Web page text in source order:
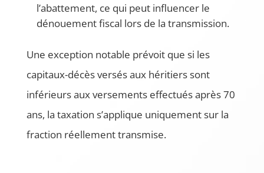
l’abattement, ce qui peut influencer le
dénouement fiscal lors de la transmission.
Une exception notable prévoit que si les
capitaux-décès versés aux héritiers sont
inférieurs aux versements effectués après 70
ans, la taxation s’applique uniquement sur la
fraction réellement transmise.